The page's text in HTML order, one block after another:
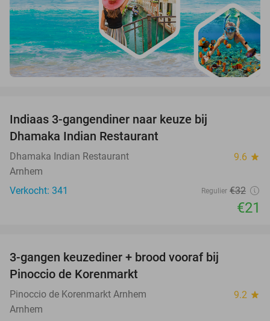
Indiaas 3-gangendiner naar keuze bij
Dhamaka Indian Restaurant
Dhamaka Indian Restaurant 9.6 star
Arnhem
Verkocht: 341
Regulier €32
€21
3-gangen keuzediner + brood vooraf bij
Pinoccio de Korenmarkt
Pinoccio de Korenmarkt Arnhem 9.2 star
Arnhem